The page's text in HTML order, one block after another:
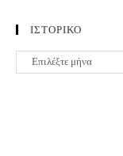
ΙΣΤΟΡΙΚΟ
ΙΣΤΟΡΙΚΟ